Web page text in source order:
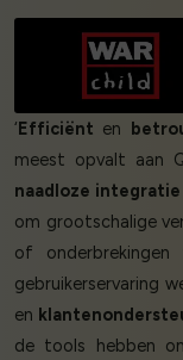
‘ Efficiënt en
meest opvalt aan
naadloze integratie
om grootschalige
of onderbrekingen
gebruikerservaring
en
de tools hebben